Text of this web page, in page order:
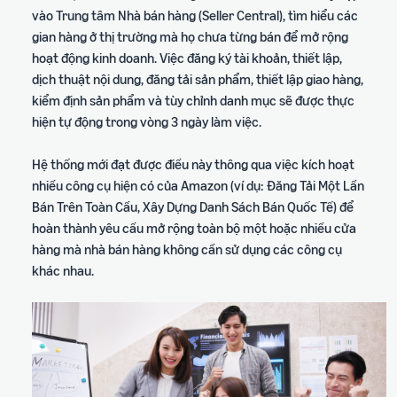
trong hành trình bán hàng
ích
vào Trung tâm Nhà bán hàng (Seller Central), tìm hiểu các
gian hàng ở thị trường mà họ chưa từng bán để mở rộng
hoạt động kinh doanh. Việc đăng ký tài khoản, thiết lập,
dịch thuật nội dung, đăng tải sản phẩm, thiết lập giao hàng,
kiểm định sản phẩm và tùy chỉnh danh mục sẽ được thực
hiện tự động trong vòng 3 ngày làm việc.
Hệ thống mới đạt được điều này thông qua việc kích hoạt
nhiều công cụ hiện có của Amazon (ví dụ: Đăng Tải Một Lần
Bán Trên Toàn Cầu, Xây Dựng Danh Sách Bán Quốc Tế) để
hoàn thành yêu cầu mở rộng toàn bộ một hoặc nhiều cửa
hàng mà nhà bán hàng không cần sử dụng các công cụ
khác nhau.